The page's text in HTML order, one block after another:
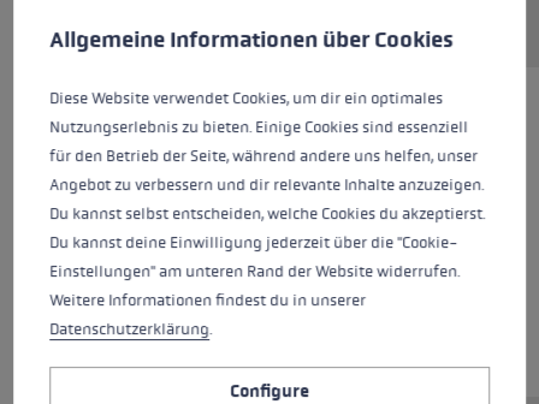
This website uses cookies to give you the best possible experience.
Allgemeine Informationen über Cookies
Diese Website verwendet Cookies, um dir ein optimales
Nutzungserlebnis zu bieten. Einige Cookies sind essenziell
für den Betrieb der Seite, während andere uns helfen, unser
Angebot zu verbessern und dir relevante Inhalte anzuzeigen.
Du kannst selbst entscheiden, welche Cookies du akzeptierst.
Du kannst deine Einwilligung jederzeit über die "Cookie-
Einstellungen" am unteren Rand der Website widerrufen.
Weitere Informationen findest du in unserer
Datenschutzerklärung.
Configure